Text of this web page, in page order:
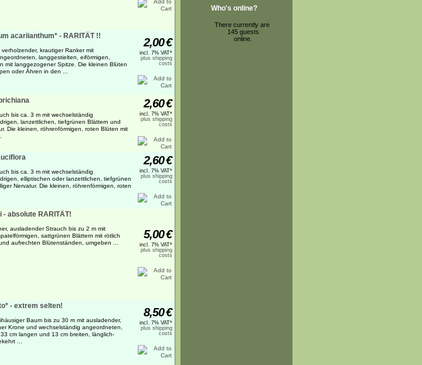
acariianthum* - RARITÄT !!
krautiger Ranker mit
langgestielten, eiförmigen,
mit langgezogener Spitze. Die kleinen Blüten
oder Ähren in den ...
2,00€
incl. 7% VAT*
plus shipping
costs
bis ca. 3 m mit wechselständig
lanzettlichen, tiefgrünen Blättern und
Die kleinen, röhrenförmigen, roten Blüten mit
2,60€
incl. 7% VAT*
plus shipping
costs
bis ca. 3 m mit wechselständig
elliptischen oder lanzettlichen, tiefgrünen
Nervatur. Die kleinen, röhrenförmigen, roten
2,60€
incl. 7% VAT*
plus shipping
costs
- absolute RARITÄT!
ausladender Strauch bis zu 2 m mit
sattgrünen Blättern mit rötlich
aufrechten Blütenständen, umgeben ...
5,00€
incl. 7% VAT*
plus shipping
costs
- extrem selten!
Baum bis zu 30 m mit ausladender,
Krone und wechselständig angeordneten,
cm langen und 13 cm breiten, länglich-
...
8,50€
incl. 7% VAT*
plus shipping
costs
Who's online?
There currently are
145 guests
online.